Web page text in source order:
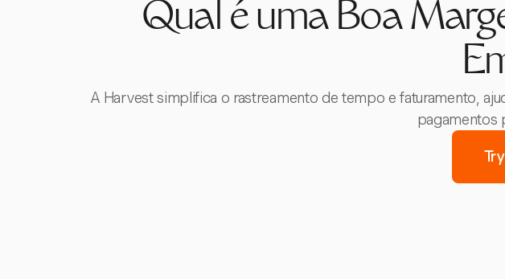
Qual é uma Boa
A Harvest simplifica o rastreamento de tempo e faturamento,
pagamentos